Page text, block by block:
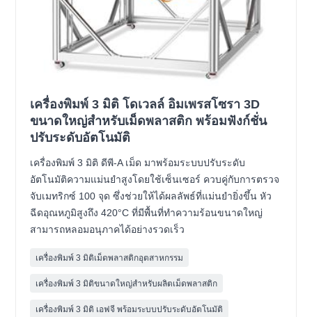
เครื่องพิมพ์ 3 มิติ โดเวลล์ อิมเพรสโซรา 3D
ขนาดใหญ่สำหรับเม็ดพลาสติก พร้อมฟังก์ชั่น
ปรับระดับอัตโนมัติ
เครื่องพิมพ์ 3 มิติ ดีพี-A เม็ด มาพร้อมระบบปรับระดับ
อัตโนมัติความแม่นยำสูงโดยใช้เซ็นเซอร์ ควบคู่กับการตรวจ
จับเมทริกซ์ 100 จุด ซึ่งช่วยให้ได้ผลลัพธ์ที่แม่นยำยิ่งขึ้น หัว
ฉีดอุณหภูมิสูงถึง 420°C ที่มีพื้นที่ทำความร้อนขนาดใหญ่
สามารถหลอมอนุภาคได้อย่างรวดเร็ว
เครื่องพิมพ์ 3 มิติเม็ดพลาสติกอุตสาหกรรม
เครื่องพิมพ์ 3 มิติขนาดใหญ่สำหรับผลิตเม็ดพลาสติก
เครื่องพิมพ์ 3 มิติ เอฟจี พร้อมระบบปรับระดับอัตโนมัติ